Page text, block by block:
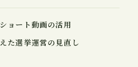
ョート動画の活用
た選挙運営の見直し